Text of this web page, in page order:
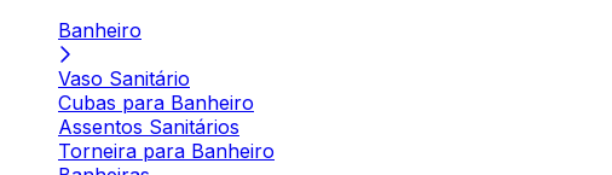
Banheiro
Vaso Sanitário
Cubas para Banheiro
Assentos Sanitários
Torneira para Banheiro